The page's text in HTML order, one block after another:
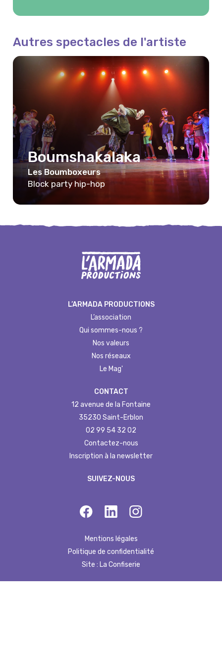
Autres spectacles de l'artiste
Boumshakalaka
Les Boumboxeurs
Block party hip-hop
L’ARMADA PRODUCTIONS
L’association
Qui sommes-nous ?
Nos valeurs
Nos réseaux
Le Mag'
CONTACT
12 avenue de la Fontaine
35230 Saint-Erblon
02 99 54 32 02
Contactez-nous
Inscription à la newsletter
SUIVEZ-NOUS
Mentions légales
Politique de confidentialité
Site : La Confiserie